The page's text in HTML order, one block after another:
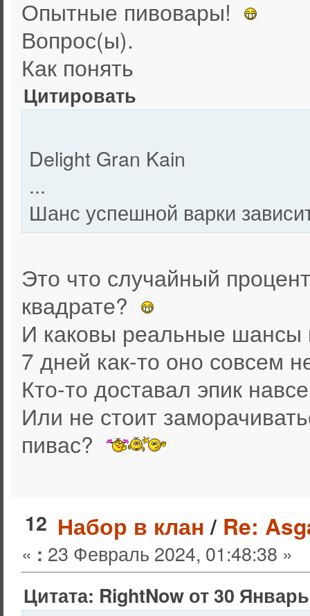
Опытные пивовары!
Вопрос(ы).
Как понять
Цитировать
Delight Gran Kain
...
Шанс успешной варки
Это что случайный
квадрате?
И каковы реальные шансы
7 дней как-то оно совсем
Кто-то доставал эпик
Или не стоит
пивас?
12 Набор в клан/ Re:
« : 23 Февраль 2024, 01:48:38 »
Цитата: RightNow от 30